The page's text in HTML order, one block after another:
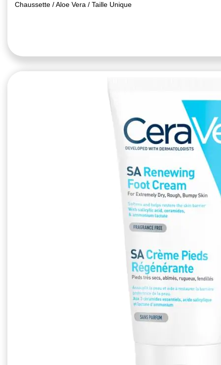
Chaussette / Aloe Vera / Taille Unique